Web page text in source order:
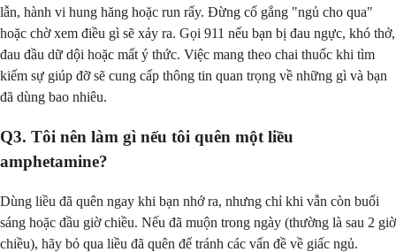
lẫn, hành vi hung hăng hoặc run rẩy. Đừng cố gắng "ngủ cho qua"
hoặc chờ xem điều gì sẽ xảy ra. Gọi 911 nếu bạn bị đau ngực, khó thở,
đau đầu dữ dội hoặc mất ý thức. Việc mang theo chai thuốc khi tìm
kiếm sự giúp đỡ sẽ cung cấp thông tin quan trọng về những gì và bạn
đã dùng bao nhiêu.
Q3. Tôi nên làm gì nếu tôi quên một liều
amphetamine?
Dùng liều đã quên ngay khi bạn nhớ ra, nhưng chỉ khi vẫn còn buổi
sáng hoặc đầu giờ chiều. Nếu đã muộn trong ngày (thường là sau 2 giờ
chiều), hãy bỏ qua liều đã quên để tránh các vấn đề về giấc ngủ.